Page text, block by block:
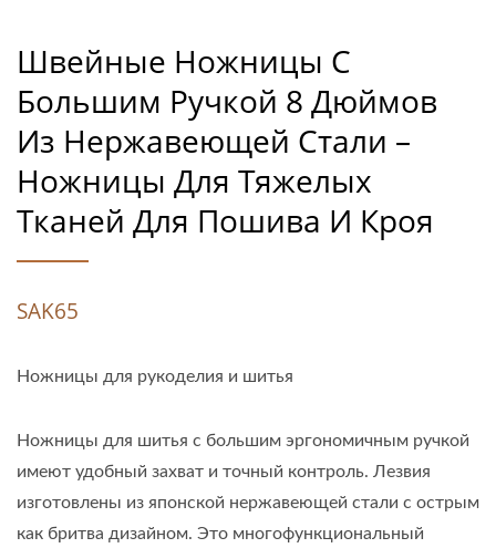
Швейные Ножницы С
Большим Ручкой 8 Дюймов
Из Нержавеющей Стали –
Ножницы Для Тяжелых
Тканей Для Пошива И Кроя
SAK65
Ножницы для рукоделия и шитья
Ножницы для шитья с большим эргономичным ручкой
имеют удобный захват и точный контроль. Лезвия
изготовлены из японской нержавеющей стали с острым
как бритва дизайном. Это многофункциональный